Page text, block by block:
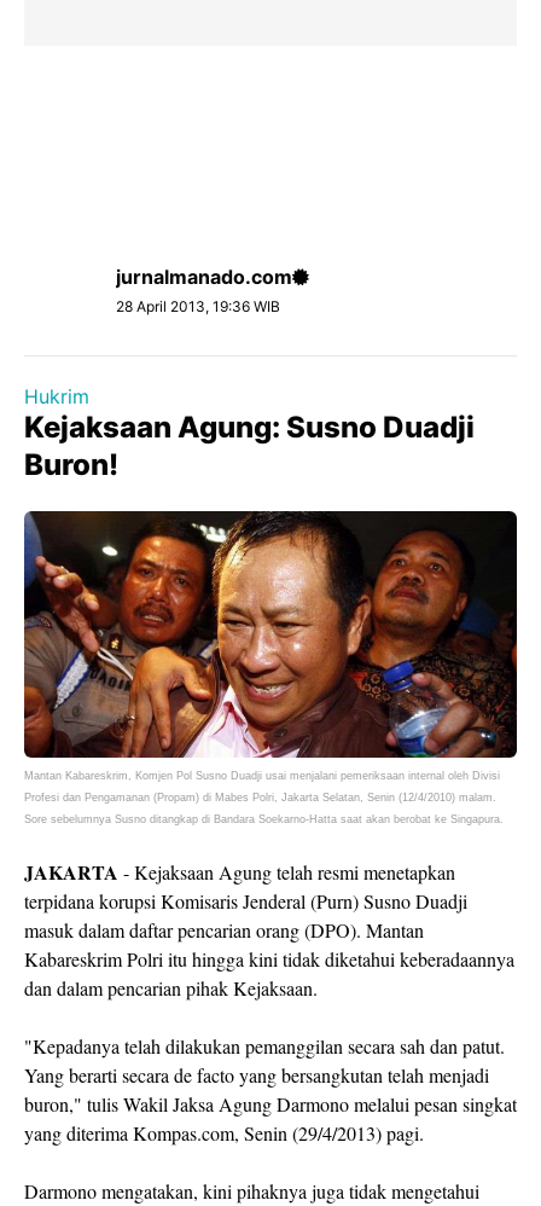
jurnalmanado.com
28 April 2013, 19:36 WIB
Hukrim
Kejaksaan Agung: Susno Duadji
Buron!
Mantan Kabareskrim, Komjen Pol Susno Duadji usai menjalani pemeriksaan internal oleh Divisi
Profesi dan Pengamanan (Propam) di Mabes Polri, Jakarta Selatan, Senin (12/4/2010) malam.
Sore sebelumnya Susno ditangkap di Bandara Soekarno-Hatta saat akan berobat ke Singapura.
JAKARTA - Kejaksaan Agung telah resmi menetapkan
terpidana korupsi Komisaris Jenderal (Purn) Susno Duadji
masuk dalam daftar pencarian orang (DPO). Mantan
Kabareskrim Polri itu hingga kini tidak diketahui keberadaannya
dan dalam pencarian pihak Kejaksaan.
"Kepadanya telah dilakukan pemanggilan secara sah dan patut.
Yang berarti secara de facto yang bersangkutan telah menjadi
buron," tulis Wakil Jaksa Agung Darmono melalui pesan singkat
yang diterima Kompas.com, Senin (29/4/2013) pagi.
Darmono mengatakan, kini pihaknya juga tidak mengetahui